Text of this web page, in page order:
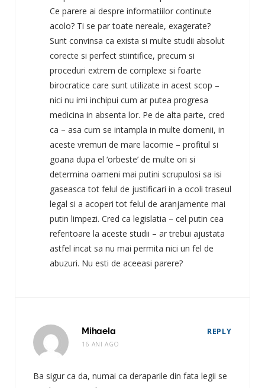
Ce parere ai despre informatiilor continute
acolo? Ti se par toate nereale, exagerate?
Sunt convinsa ca exista si multe studii absolut
corecte si perfect stiintifice, precum si
proceduri extrem de complexe si foarte
birocratice care sunt utilizate in acest scop –
nici nu imi inchipui cum ar putea progresa
medicina in absenta lor. Pe de alta parte, cred
ca – asa cum se intampla in multe domenii, in
aceste vremuri de mare lacomie – profitul si
goana dupa el ‘orbeste’ de multe ori si
determina oameni mai putini scrupulosi sa isi
gaseasca tot felul de justificari in a ocoli traseul
legal si a acoperi tot felul de aranjamente mai
putin limpezi. Cred ca legislatia – cel putin cea
referitoare la aceste studii – ar trebui ajustata
astfel incat sa nu mai permita nici un fel de
abuzuri. Nu esti de aceeasi parere?
Mihaela
16 ANI AGO
REPLY
Ba sigur ca da, numai ca deraparile din fata legii se